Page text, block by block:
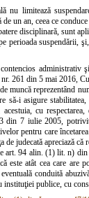
nu limitează
un an, ceea ce
disciplinară, sunt
perioada suspendării,
administrativ
261 din 5 mai 2016,
muncă reprezentând
să-i asigure
cu
7 iulie 2005,
pentru care
de judecată apreciază
art. 94 alin. (1) lit. n)
este atât cea care are
conduită
instituţiei publice, cu